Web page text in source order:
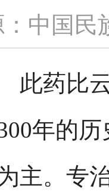
中国民
药比云
年的
主。专